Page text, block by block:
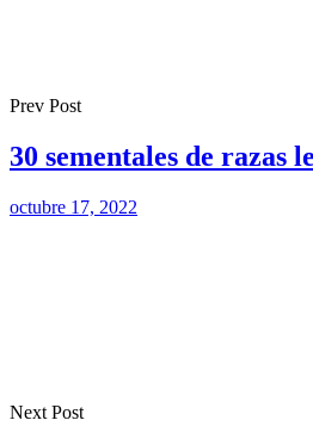
Prev Post
30 sementales de razas
octubre 17, 2022
Next Post